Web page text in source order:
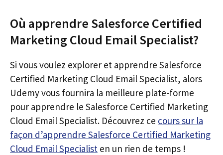
Où apprendre Salesforce Certified
Marketing Cloud Email Specialist?
Si vous voulez explorer et apprendre Salesforce
Certified Marketing Cloud Email Specialist, alors
Udemy vous fournira la meilleure plate-forme
pour apprendre le Salesforce Certified Marketing
Cloud Email Specialist. Découvrez ce cours sur la
façon d’apprendre Salesforce Certified Marketing
Cloud Email Specialist en un rien de temps !